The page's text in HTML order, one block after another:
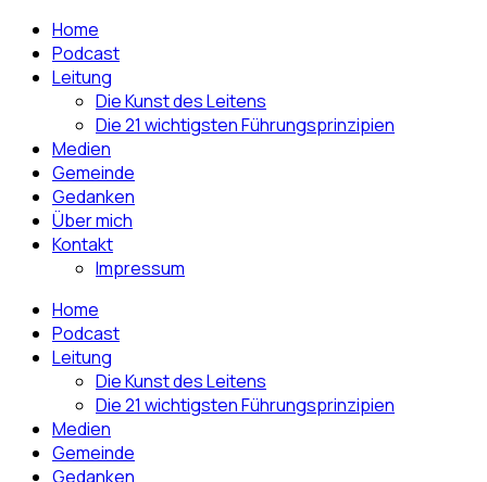
Home
Podcast
Leitung
Die Kunst des Leitens
Die 21 wichtigsten Führungsprinzipien
Medien
Gemeinde
Gedanken
Über mich
Kontakt
Impressum
Home
Podcast
Leitung
Die Kunst des Leitens
Die 21 wichtigsten Führungsprinzipien
Medien
Gemeinde
Gedanken